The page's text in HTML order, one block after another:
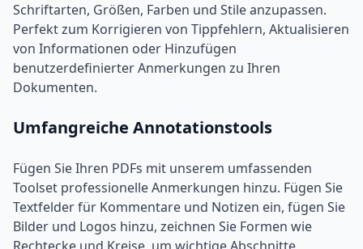
Schriftarten, Größen, Farben und Stile anzupassen.
Perfekt zum Korrigieren von Tippfehlern, Aktualisieren
von Informationen oder Hinzufügen
benutzerdefinierter Anmerkungen zu Ihren
Dokumenten.
Umfangreiche Annotationstools
Fügen Sie Ihren PDFs mit unserem umfassenden
Toolset professionelle Anmerkungen hinzu. Fügen Sie
Textfelder für Kommentare und Notizen ein, fügen Sie
Bilder und Logos hinzu, zeichnen Sie Formen wie